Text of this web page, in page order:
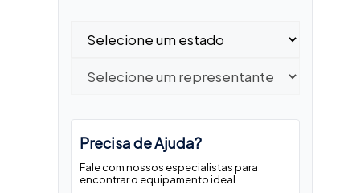
Precisa de Ajuda?
Fale com nossos especialistas para
encontrar o equipamento ideal.